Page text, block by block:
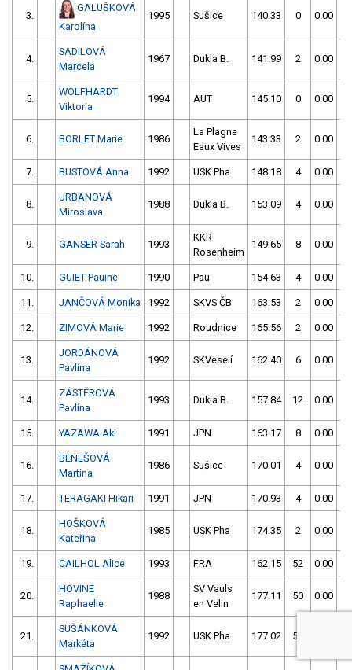
3.
GALUŠKOVÁ
Karolína
1995 Sušice 140.33 0 0.00
4.
SADILOVÁ
Marcela
1967 Dukla B. 141.99 2 0.00
5.
WOLFHARDT
Viktoria
1994 AUT 145.10 0 0.00
6. BORLET Marie 1986
La Plagne
Eaux Vives
143.33 2 0.00
7. BUSTOVÁ Anna 1992 USK Pha 148.18 4 0.00
8.
URBANOVÁ
Miroslava
1988 Dukla B. 153.09 4 0.00
9. GANSER Sarah 1993
KKR
Rosenheim
149.65 8 0.00
10. GUIET Pauine 1990 Pau 154.63 4 0.00
11. JANČOVÁ Monika 1992 SKVS ČB 163.53 2 0.00
12. ZIMOVÁ Marie 1992 Roudnice 165.56 2 0.00
13.
JORDÁNOVÁ
Pavlína
1992 SKVeselí 162.40 6 0.00
14.
ZÁSTĚROVÁ
Pavlína
1993 Dukla B. 157.84 12 0.00
15. YAZAWA Aki 1991 JPN 163.17 8 0.00
16.
BENEŠOVÁ
Martina
1986 Sušice 170.01 4 0.00
17. TERAGAKI Hikari 1991 JPN 170.93 4 0.00
18.
HOŠKOVÁ
Kateřina
1985 USK Pha 174.35 2 0.00
19. CAILHOL Alice 1993 FRA 162.15 52 0.00
20.
HOVINE
Raphaelle
1988
SV Vauls
en Velin
177.11 50 0.00
21.
SUŠÁNKOVÁ
Markéta
1992 USK Pha 177.02 52